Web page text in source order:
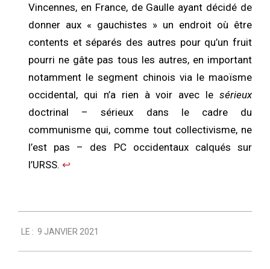
Vincennes, en France, de Gaulle ayant décidé de
donner aux « gauchistes » un endroit où être
contents et séparés des autres pour qu’un fruit
pourri ne gâte pas tous les autres, en important
notamment le segment chinois via le maoïsme
occidental, qui n’a rien à voir avec le sérieux
doctrinal – sérieux dans le cadre du
communisme qui, comme tout collectivisme, ne
l’est pas – des PC occidentaux calqués sur
l’URSS. ↩︎
01-
09
LE : 9 JANVIER 2021